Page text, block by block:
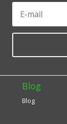
Blog
Blog